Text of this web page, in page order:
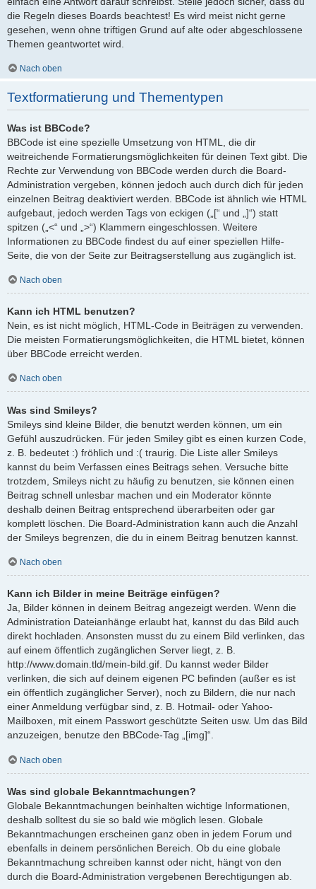
die Regeln dieses Boards beachtest! Es wird meist nicht gerne
gesehen, wenn ohne triftigen Grund auf alte oder abgeschlossene
Themen geantwortet wird.
Nach oben
Textformatierung und Thementypen
Was ist BBCode?
BBCode ist eine spezielle Umsetzung von HTML, die dir
weitreichende Formatierungsmöglichkeiten für deinen Text gibt. Die
Rechte zur Verwendung von BBCode werden durch die Board-
Administration vergeben, können jedoch auch durch dich für jeden
einzelnen Beitrag deaktiviert werden. BBCode ist ähnlich wie HTML
aufgebaut, jedoch werden Tags von eckigen („[“ und „]“) statt
spitzen („<“ und „>“) Klammern eingeschlossen. Weitere
Informationen zu BBCode findest du auf einer speziellen Hilfe-
Seite, die von der Seite zur Beitragserstellung aus zugänglich ist.
Nach oben
Kann ich HTML benutzen?
Nein, es ist nicht möglich, HTML-Code in Beiträgen zu verwenden.
Die meisten Formatierungsmöglichkeiten, die HTML bietet, können
über BBCode erreicht werden.
Nach oben
Was sind Smileys?
Smileys sind kleine Bilder, die benutzt werden können, um ein
Gefühl auszudrücken. Für jeden Smiley gibt es einen kurzen Code,
z. B. bedeutet :) fröhlich und :( traurig. Die Liste aller Smileys
kannst du beim Verfassen eines Beitrags sehen. Versuche bitte
trotzdem, Smileys nicht zu häufig zu benutzen, sie können einen
Beitrag schnell unlesbar machen und ein Moderator könnte
deshalb deinen Beitrag entsprechend überarbeiten oder gar
komplett löschen. Die Board-Administration kann auch die Anzahl
der Smileys begrenzen, die du in einem Beitrag benutzen kannst.
Nach oben
Kann ich Bilder in meine Beiträge einfügen?
Ja, Bilder können in deinem Beitrag angezeigt werden. Wenn die
Administration Dateianhänge erlaubt hat, kannst du das Bild auch
direkt hochladen. Ansonsten musst du zu einem Bild verlinken, das
auf einem öffentlich zugänglichen Server liegt, z. B.
http://www.domain.tld/mein-bild.gif. Du kannst weder Bilder
verlinken, die sich auf deinem eigenen PC befinden (außer es ist
ein öffentlich zugänglicher Server), noch zu Bildern, die nur nach
einer Anmeldung verfügbar sind, z. B. Hotmail- oder Yahoo-
Mailboxen, mit einem Passwort geschützte Seiten usw. Um das Bild
anzuzeigen, benutze den BBCode-Tag „[img]“.
Nach oben
Was sind globale Bekanntmachungen?
Globale Bekanntmachungen beinhalten wichtige Informationen,
deshalb solltest du sie so bald wie möglich lesen. Globale
Bekanntmachungen erscheinen ganz oben in jedem Forum und
ebenfalls in deinem persönlichen Bereich. Ob du eine globale
Bekanntmachung schreiben kannst oder nicht, hängt von den
durch die Board-Administration vergebenen Berechtigungen ab.